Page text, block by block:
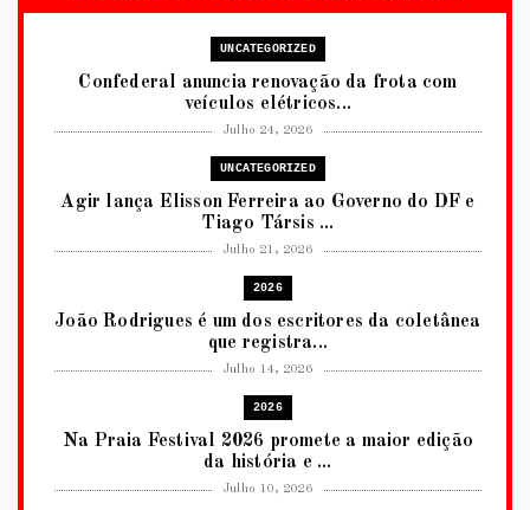
UNCATEGORIZED
Confederal anuncia renovação da frota com
veículos elétricos...
Julho 24, 2026
UNCATEGORIZED
Agir lança Elisson Ferreira ao Governo do DF e
Tiago Társis ...
Julho 21, 2026
2026
João Rodrigues é um dos escritores da coletânea
que registra...
Julho 14, 2026
2026
Na Praia Festival 2026 promete a maior edição
da história e ...
Julho 10, 2026